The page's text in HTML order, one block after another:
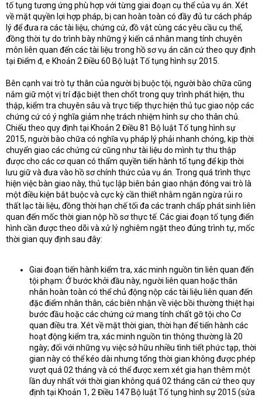
tố tụng tương ứng phù hợp với từng giai đoạn cụ thể của vụ án. Xét
về mặt quyền lợi hợp pháp, bị can hoàn toàn có đầy đủ tư cách pháp
lý để đưa ra các tài liệu, chứng cứ, đồ vật cùng các yêu cầu cụ thể,
đồng thời tự do trình bày những ý kiến cá nhân mang tính chuyên
môn liên quan đến các tài liệu trong hồ sơ vụ án căn cứ theo quy định
tại Điểm đ, e Khoản 2 Điều 60 Bộ luật Tố tụng hình sự 2015.
Bên cạnh vai trò tự thân của người bị buộc tội, người bào chữa cũng
nắm giữ một vị trí đặc biệt then chốt trong quy trình phát hiện, thu
thập, kiểm tra chuyên sâu và trực tiếp thực hiện thủ tục giao nộp các
chứng cứ có ý nghĩa giảm nhẹ trách nhiệm hình sự cho thân chủ.
Chiếu theo quy định tại Khoản 2 Điều 81 Bộ luật Tố tụng hình sự
2015, người bào chữa có nghĩa vụ pháp lý phải nhanh chóng, kịp thời
chuyển giao các chứng cứ cũng như tài liệu do mình tự thu thập
được cho các cơ quan có thẩm quyền tiến hành tố tụng để kịp thời
lưu giữ và đưa vào hồ sơ chính thức của vụ án. Trong quá trình thực
hiện việc bàn giao này, thủ tục lập biên bản giao nhận đóng vai trò là
một điều kiện bắt buộc và cực kỳ cần thiết nhằm ngăn ngừa rủi ro
thất lạc tài liệu, đồng thời hạn chế tối đa các tranh chấp phát sinh liên
quan đến mốc thời gian nộp hồ sơ thực tế. Các giai đoạn tố tụng điển
hình cần được theo dõi và xử lý nghiêm ngặt theo đúng trình tự, mốc
thời gian quy định sau đây:
Giai đoạn tiến hành kiểm tra, xác minh nguồn tin liên quan đến
tội phạm: Ở bước khởi đầu này, người liên quan hoặc thân
nhân hoàn toàn có thể chủ động nộp các tài liệu liên quan đến
đặc điểm nhân thân, các biên nhận về việc bồi thường thiệt hại
bước đầu hoặc các chứng cứ mang tính chất gỡ tội cho Cơ
quan điều tra. Xét về mặt thời gian, thời hạn để tiến hành các
hoạt động kiểm tra, xác minh nguồn tin thông thường là 20
ngày; đối với những vụ việc sở hữu nhiều tình tiết phức tạp, thời
gian này có thể kéo dài nhưng tổng thời gian không được phép
vượt quá 02 tháng và có thể được xem xét gia hạn thêm một
lần duy nhất với thời gian không quá 02 tháng căn cứ theo quy
định tại Khoản 1, 2 Điều 147 Bộ luật Tố tụng hình sự 2015 (sửa